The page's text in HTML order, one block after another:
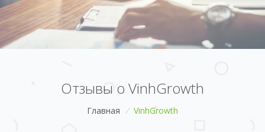
Отзывы о VinhGrowth
Главная / VinhGrowth